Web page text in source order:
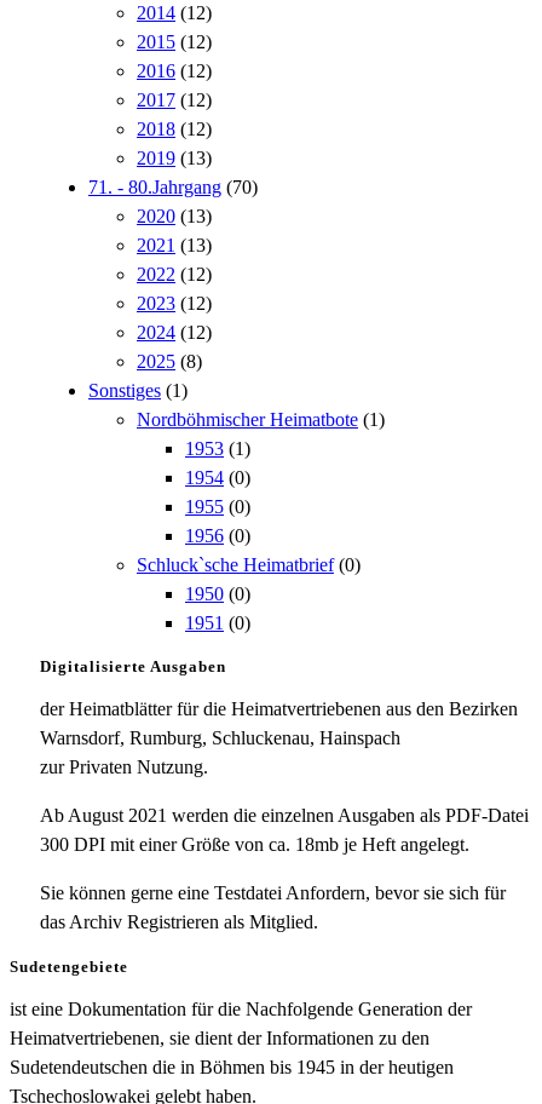
2014 (12)
2015 (12)
2016 (12)
2017 (12)
2018 (12)
2019 (13)
71. - 80.Jahrgang (70)
2020 (13)
2021 (13)
2022 (12)
2023 (12)
2024 (12)
2025 (8)
Sonstiges (1)
Nordböhmischer Heimatbote (1)
1953 (1)
1954 (0)
1955 (0)
1956 (0)
Schluck`sche Heimatbrief (0)
1950 (0)
1951 (0)
Digitalisierte Ausgaben
der Heimatblätter für die Heimatvertriebenen aus den Bezirken
Warnsdorf, Rumburg, Schluckenau, Hainspach
zur Privaten Nutzung.
Ab August 2021 werden die einzelnen Ausgaben als PDF-Datei
300 DPI mit einer Größe von ca. 18mb je Heft angelegt.
Sie können gerne eine Testdatei Anfordern, bevor sie sich für
das Archiv Registrieren als Mitglied.
Sudetengebiete
ist eine Dokumentation für die Nachfolgende Generation der
Heimatvertriebenen, sie dient der Informationen zu den
Sudetendeutschen die in Böhmen bis 1945 in der heutigen
Tschechoslowakei gelebt haben.